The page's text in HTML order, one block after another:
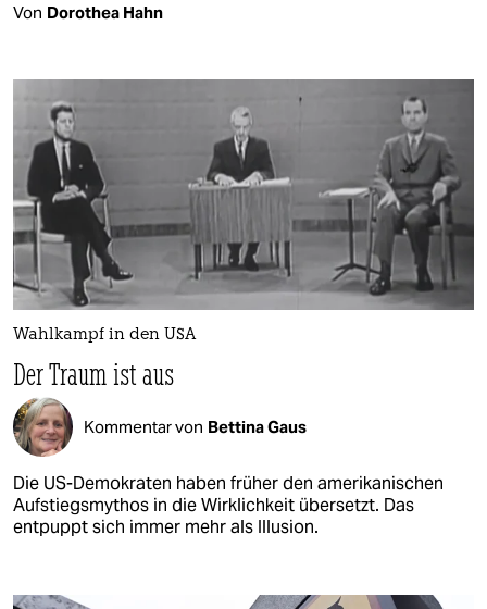
Von Dorothea Hahn
Wahlkampf in den USA
Der Traum ist aus
Kommentar von Bettina Gaus
Die US-Demokraten haben früher den amerikanischen
Aufstiegsmythos in die Wirklichkeit übersetzt. Das
entpuppt sich immer mehr als Illusion.